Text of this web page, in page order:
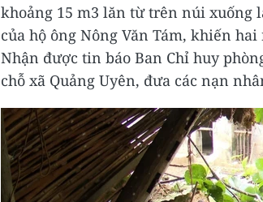
khoảng 15 m3 lăn từ trên núi xuống
của hộ ông Nông Văn Tám, khiến
Nhận được tin báo Ban Chỉ huy
chỗ xã Quảng Uyên, đưa các nạn